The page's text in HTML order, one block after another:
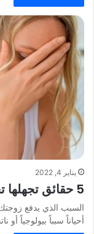
يناير 4, 2022
5 حقائق تجهلها تجعل زوجتك لا ترغب بك
السبب الذي يدفع
أحياناً سبباً بيولوجياً